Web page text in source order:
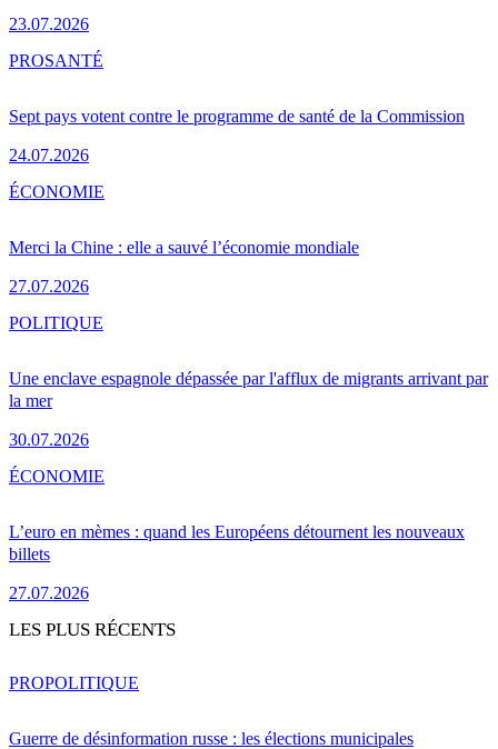
23.07.2026
Sept pays votent contre le programme de santé de la Commission
24.07.2026
PROSANTÉ
Merci la Chine : elle a sauvé l’économie mondiale
27.07.2026
ÉCONOMIE
Une enclave espagnole dépassée par l'afflux de migrants arrivant par
la mer
30.07.2026
POLITIQUE
L’euro en mèmes : quand les Européens détournent les nouveaux
billets
27.07.2026
ÉCONOMIE
LES PLUS RÉCENTS
Guerre de désinformation russe : les élections municipales
PROPOLITIQUE